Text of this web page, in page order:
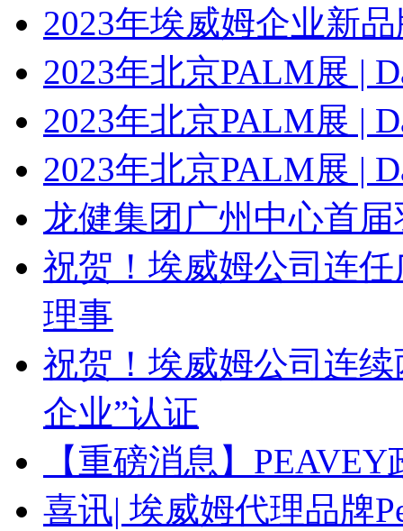
2023年埃威姆企业新
2023年北京PALM展 |
2023年北京PALM展 |
2023年北京PALM展 |
龙健集团广州中心首
祝贺！埃威姆公司连
理事
祝贺！埃威姆公司连
企业”认证
【重磅消息】
喜讯| 埃威姆代理品牌